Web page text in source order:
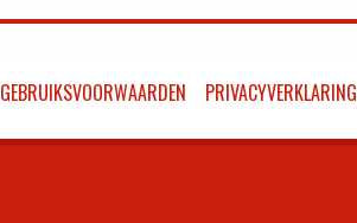
GEBRUIKSVOORWAARDEN PRIVACYVERKLARING